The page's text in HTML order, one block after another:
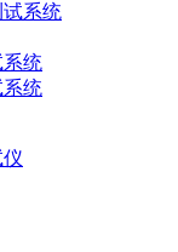
系统
统
统